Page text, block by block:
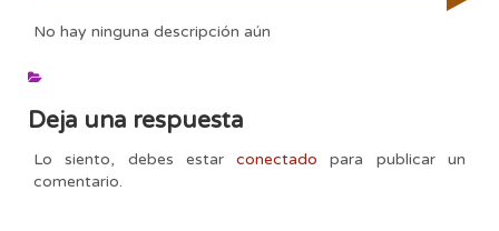
No hay ninguna descripción aún
Deja una respuesta
Lo siento, debes estarconectado para publicar un
comentario.